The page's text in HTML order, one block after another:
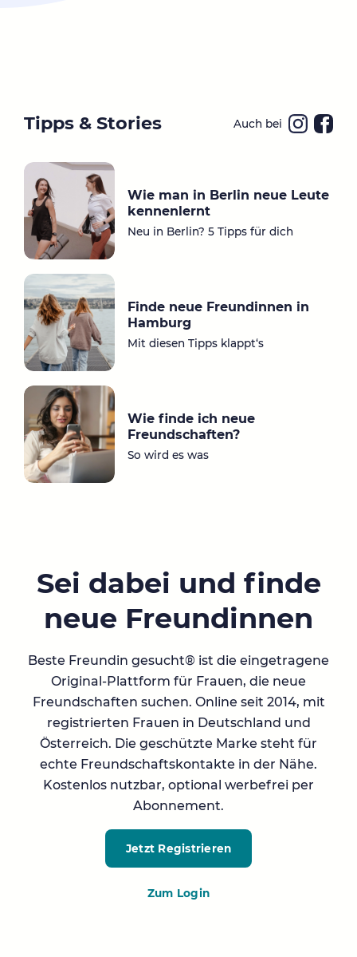
Tipps & Stories Auch bei
a
ok
Wie man in Berlin neue Leute
kennenlernt
Neu in Berlin? 5 Tipps für dich
Finde neue Freundinnen in
Hamburg
Mit diesen Tipps klappt‘s
Wie finde ich neue
Freundschaften?
So wird es was
Sei dabei und finde
neue Freundinnen
Beste Freundin gesucht® ist die eingetragene
Original-Plattform für Frauen, die neue
Freundschaften suchen. Online seit 2014, mit
registrierten Frauen in Deutschland und
Österreich. Die geschützte Marke steht für
echte Freundschaftskontakte in der Nähe.
Kostenlos nutzbar, optional werbefrei per
Abonnement.
Jetzt Registrieren
Zum Login